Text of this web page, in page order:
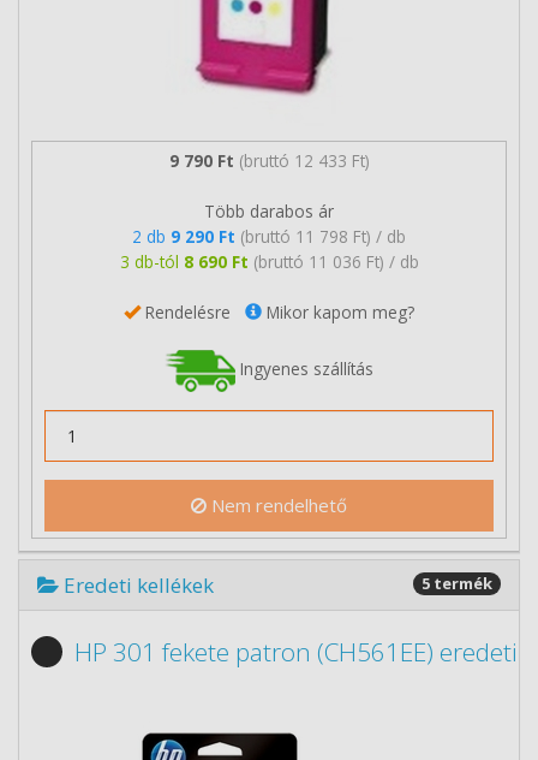
9 790 Ft (bruttó 12 433 Ft)
Több darabos ár
2 db 9 290 Ft (bruttó 11 798 Ft) / db
3 db-tól 8 690 Ft (bruttó 11 036 Ft) / db
Rendelésre Mikor kapom meg?
Ingyenes szállítás
Nem rendelhető
Eredeti kellékek 5 termék
HP 301 fekete patron (CH561EE) eredeti